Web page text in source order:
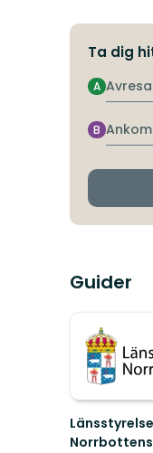
Ta dig
Avresa
A
Ankomst
B
Guider